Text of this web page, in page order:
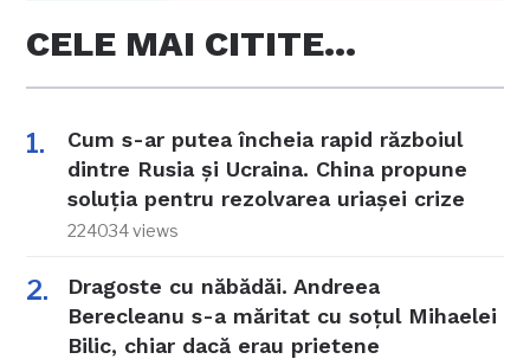
CELE MAI CITITE…
Cum s-ar putea încheia rapid războiul
dintre Rusia și Ucraina. China propune
soluția pentru rezolvarea uriașei crize
224034 views
Dragoste cu năbădăi. Andreea
Berecleanu s-a măritat cu soțul Mihaelei
Bilic, chiar dacă erau prietene